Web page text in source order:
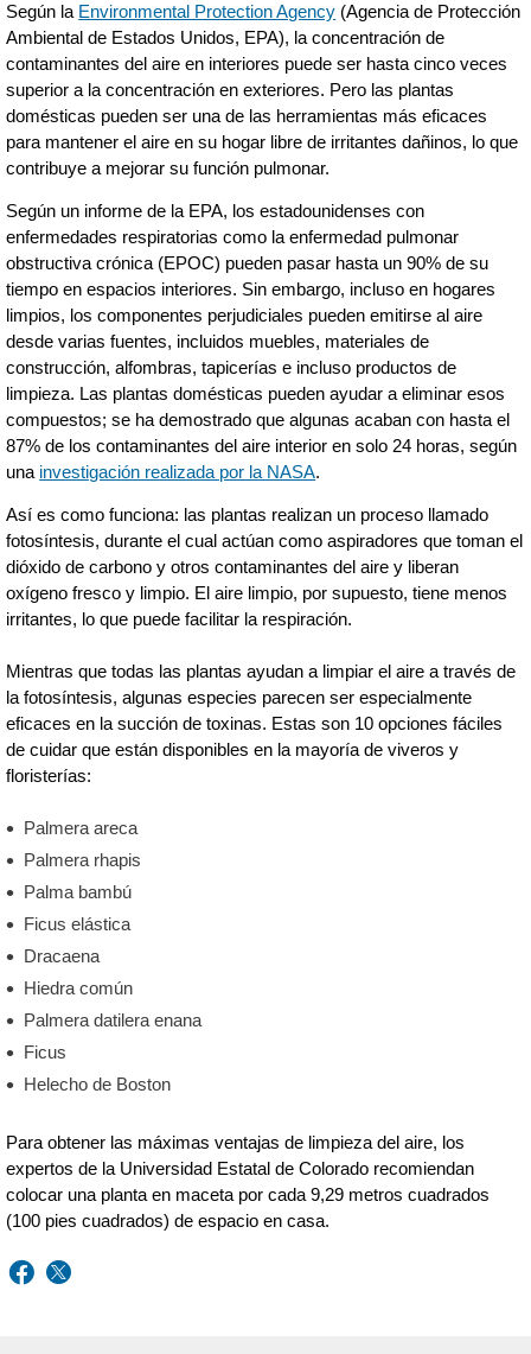
Según la Environmental Protection Agency (Agencia de Protección
Ambiental de Estados Unidos, EPA), la concentración de
contaminantes del aire en interiores puede ser hasta cinco veces
superior a la concentración en exteriores. Pero las plantas
domésticas pueden ser una de las herramientas más eficaces
para mantener el aire en su hogar libre de irritantes dañinos, lo que
contribuye a mejorar su función pulmonar.
Según un informe de la EPA, los estadounidenses con
enfermedades respiratorias como la enfermedad pulmonar
obstructiva crónica (EPOC) pueden pasar hasta un 90% de su
tiempo en espacios interiores. Sin embargo, incluso en hogares
limpios, los componentes perjudiciales pueden emitirse al aire
desde varias fuentes, incluidos muebles, materiales de
construcción, alfombras, tapicerías e incluso productos de
limpieza. Las plantas domésticas pueden ayudar a eliminar esos
compuestos; se ha demostrado que algunas acaban con hasta el
87% de los contaminantes del aire interior en solo 24 horas, según
una investigación realizada por la NASA.
Así es como funciona: las plantas realizan un proceso llamado
fotosíntesis, durante el cual actúan como aspiradores que toman el
dióxido de carbono y otros contaminantes del aire y liberan
oxígeno fresco y limpio. El aire limpio, por supuesto, tiene menos
irritantes, lo que puede facilitar la respiración.
Mientras que todas las plantas ayudan a limpiar el aire a través de
la fotosíntesis, algunas especies parecen ser especialmente
eficaces en la succión de toxinas. Estas son 10 opciones fáciles
de cuidar que están disponibles en la mayoría de viveros y
floristerías:
Palmera areca
Palmera rhapis
Palma bambú
Ficus elástica
Dracaena
Hiedra común
Palmera datilera enana
Ficus
Helecho de Boston
Para obtener las máximas ventajas de limpieza del aire, los
expertos de la Universidad Estatal de Colorado recomiendan
colocar una planta en maceta por cada 9,29 metros cuadrados
(100 pies cuadrados) de espacio en casa.